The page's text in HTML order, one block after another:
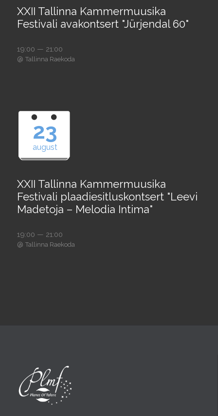
XXII Tallinna Kammermuusika
Festivali avakontsert "Jürjendal 60"
19:00 — 21:00
@ Tallinna Raekoda
23
august
XXII Tallinna Kammermuusika
Festivali plaadiesitluskontsert "Leevi
Madetoja – Melodia Intima"
19:00 — 21:00
@ Tallinna Raekoda